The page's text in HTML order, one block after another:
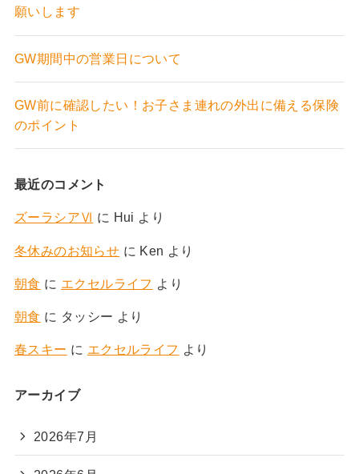
願いします
GW期間中の営業日について
GW前に確認したい！お子さま連れの外出に備える保険
のポイント
最近のコメント
ズーラシアⅥ に Hui より
冬休みのお知らせ に Ken より
朝食 に エクセルライフ より
朝食 に タッシー より
春スキー に エクセルライフ より
アーカイブ
2026年7月